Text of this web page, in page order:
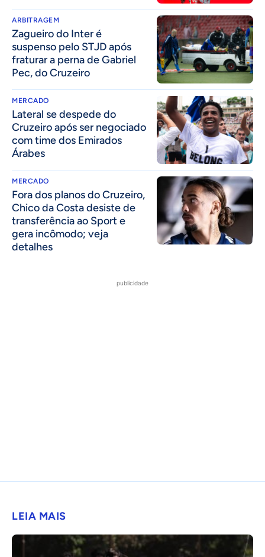
ARBITRAGEM
Zagueiro do Inter é
suspenso pelo STJD após
fraturar a perna de Gabriel
Pec, do Cruzeiro
MERCADO
Lateral se despede do
Cruzeiro após ser negociado
com time dos Emirados
Árabes
MERCADO
Fora dos planos do Cruzeiro,
Chico da Costa desiste de
transferência ao Sport e
gera incômodo; veja
detalhes
publicidade
LEIA MAIS